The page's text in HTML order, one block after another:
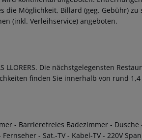
die Möglichkeit, Billard (geg. Gebühr) zu
(inkl. Verleihservice) angeboten.
LLORERS. Die nächstgelegensten
finden Sie innerhalb von rund
- Barrierefreies Badezimmer - Dusche
Fernseher - Sat.-TV - Kabel-TV - 220V